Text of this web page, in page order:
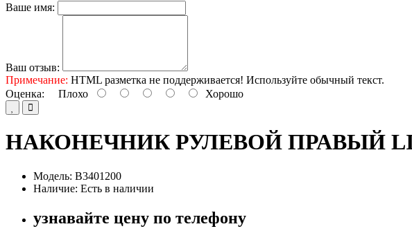
Ваше имя:
Ваш отзыв:
Примечание: HTML разметка не поддерживается! Используйте обычный текст.
Оценка: Плохо Хорошо
НАКОНЕЧНИК РУЛЕВОЙ ПРАВЫЙ
Модель: B3401200
Наличие: Есть в наличии
узнавайте цену по телефону